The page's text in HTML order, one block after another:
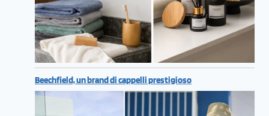
Beechfield, un brand di cappelli prestigioso